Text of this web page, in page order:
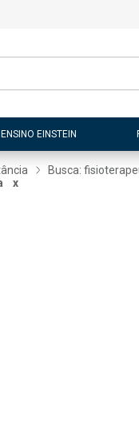
ENSINO EINSTEIN
Busca:
x